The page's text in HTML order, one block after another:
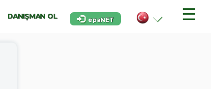
☰
DANIŞMAN OL epaNET